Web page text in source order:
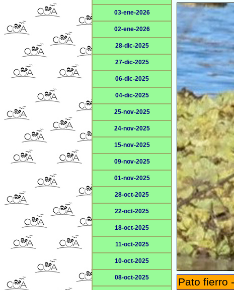
03-ene-2026
02-ene-2026
28-dic-2025
27-dic-2025
06-dic-2025
04-dic-2025
25-nov-2025
24-nov-2025
15-nov-2025
09-nov-2025
01-nov-2025
28-oct-2025
22-oct-2025
18-oct-2025
11-oct-2025
10-oct-2025
08-oct-2025 Pato fierro